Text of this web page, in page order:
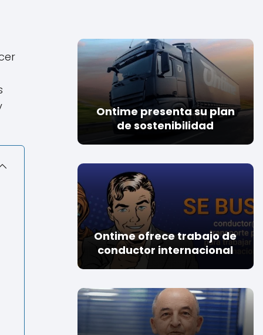
Ontime presenta su plan
de sostenibilidad
Ontime ofrece trabajo de
conductor internacional